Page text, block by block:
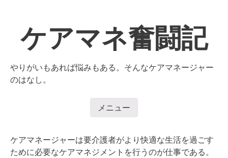
ケアマネ奮闘記
やりがいもあれば悩みもある。そんなケアマネージャー
のはなし。
メニュー
ケアマネージャーは要介護者がより快適な生活を過ごす
ために必要なケアマネジメントを行うのが仕事である。